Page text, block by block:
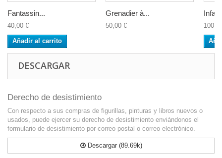
Fantassin...
40,00 €
Añadir al carrito
Grenadier à...
50,00 €
DESCARGAR
Derecho de desistimiento
Con respecto a sus compras de figurillas, pinturas y libros nuevos o
usados, puede ejercer su derecho de desistimiento enviándonos el
formulario de desistimiento por correo postal o correo electrónico.
Descargar (89.69k)